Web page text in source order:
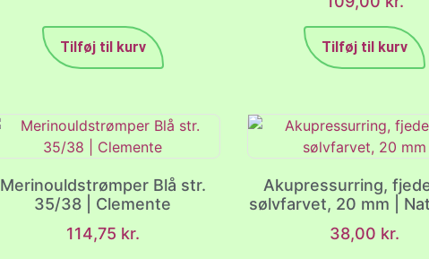
Tilføj til kurv Tilføj til kurv
Merinouldstrømper Blå str.
35/38 | Clemente
114,75 kr.
Akupressurring,
sølvfarvet, 20 mm |
38,00 kr.